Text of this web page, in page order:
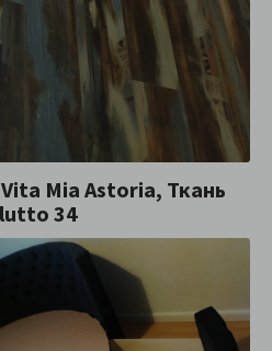
Mia Astoria, Ткань
34